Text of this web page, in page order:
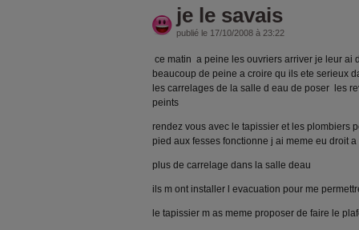
je le savais
publié le 17/10/2008 à 23:22
ce matin a peine les ouvriers arriver je leur ai
beaucoup de peine a croire qu ils ete serieux
les carrelages de la salle d eau de poser les
peints
rendez vous avec le tapissier et les plombiers
pied aux fesses fonctionne j ai meme eu droit
plus de carrelage dans la salle deau
ils m ont installer l evacuation pour me
le tapissier m as meme proposer de faire le